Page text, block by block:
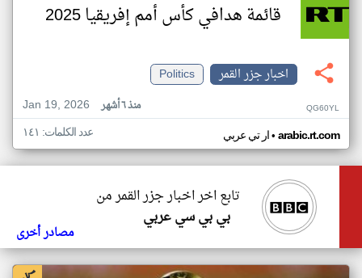
قائمة هدافي كأس أمم إفريقيا 2025
اخبار جزر القمر
Politics
Jan 19, 2026
منذ ٦ أشهر QG60YL
ار تي عربي• arabic.rt.com عدد الكلمات: ١٤١
تابع اخر اخبار جزر القمر من
بي بي سي عربي
مصادر أخرى